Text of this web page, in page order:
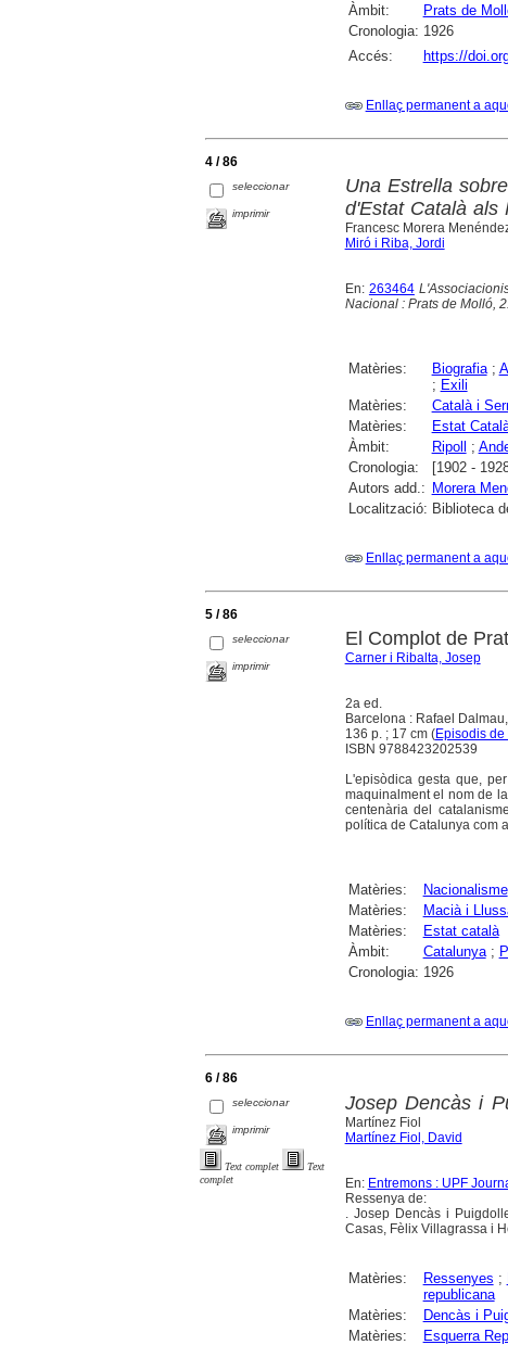
Àmbit:
Prats de
Cronologia: 1926
Accés:
https://
Enllaç permanent a
4 / 86
seleccionar
imprimir
Una Estrella
d'Estat Català als
Francesc Morera
Miró i Riba, Jordi
En: 263464
Nacional : Prats de Molló,
Matèries: Biografia;
; Exili
Matèries:
Català i
Matèries:
Estat
Àmbit:
Ripoll ;
Cronologia:
[1902 -
Autors add.: Morera
Localització: Biblioteca
Enllaç permanent a
5 / 86
seleccionar
imprimir
El Complot de
Carner i Ribalta, Josep
2a ed.
Barcelona : Rafael
136 p. ; 17 cm (Episodis de
ISBN 9788423202539
L'episòdica gesta que,
maquinalment el nom de
centenària del
política de Catalunya com
Matèries: Nacionalisme
Matèries:
Macià i
Matèries:
Estat català
Àmbit:
Catalunya;
Cronologia: 1926
Enllaç permanent a
6 / 86
seleccionar
imprimir
Text complet
Text
complet
Josep Dencàs i
Martínez Fiol
Martínez Fiol, David
En: Entremons : UPF
Ressenya de:
. Josep Dencàs i
Casas, Fèlix Villagrassa i
Matèries: Ressenyes ;
republicana
Matèries:
Dencàs i
Matèries:
Esquerra